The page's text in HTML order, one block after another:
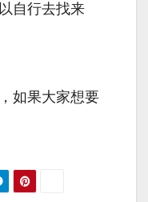
自行去找来
如果大家想要